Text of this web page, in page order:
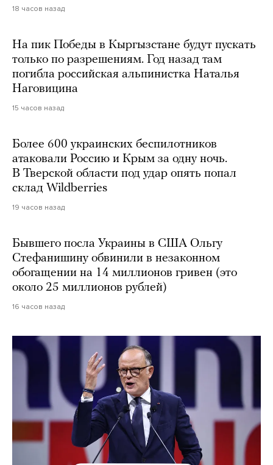
18 часов назад
На пик Победы в Кыргызстане будут пускать
только по разрешениям. Год назад там
погибла российская альпинистка Наталья
Наговицина
15 часов назад
Более 600 украинских беспилотников
атаковали Россию и Крым за одну ночь.
В Тверской области под удар опять попал
склад Wildberries
19 часов назад
Бывшего посла Украины в США Ольгу
Стефанишину обвинили в незаконном
обогащении на 14 миллионов гривен (это
около 25 миллионов рублей)
16 часов назад